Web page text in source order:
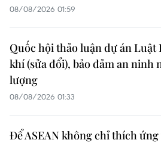
08/08/2026 01:59
Quốc hội thảo luận dự án Luật
khí (sửa đổi), bảo đảm an ninh
lượng
08/08/2026 01:33
Để ASEAN không chỉ thích ứng